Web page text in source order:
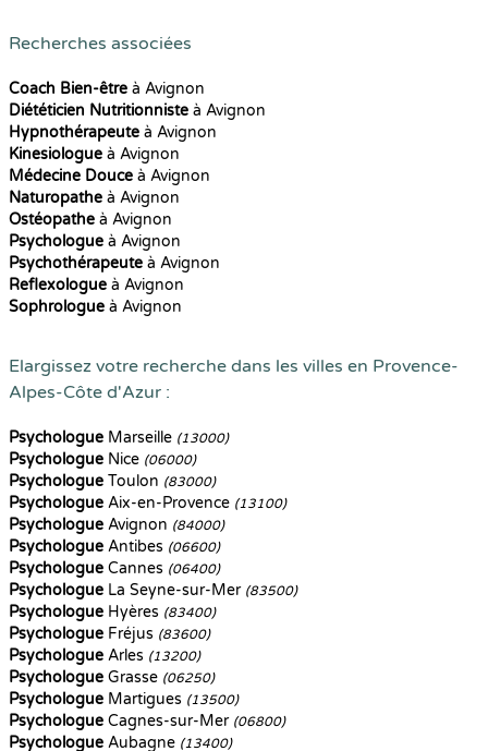
Recherches associées
Coach Bien-être à Avignon
Diététicien Nutritionniste à Avignon
Hypnothérapeute à Avignon
Kinesiologue à Avignon
Médecine Douce à Avignon
Naturopathe à Avignon
Ostéopathe à Avignon
Psychologue à Avignon
Psychothérapeute à Avignon
Reflexologue à Avignon
Sophrologue à Avignon
Elargissez votre recherche dans les villes en Provence-
Alpes-Côte d'Azur :
Psychologue Marseille (13000)
Psychologue Nice (06000)
Psychologue Toulon (83000)
Psychologue Aix-en-Provence (13100)
Psychologue Avignon (84000)
Psychologue Antibes (06600)
Psychologue Cannes (06400)
Psychologue La Seyne-sur-Mer (83500)
Psychologue Hyères (83400)
Psychologue Fréjus (83600)
Psychologue Arles (13200)
Psychologue Grasse (06250)
Psychologue Martigues (13500)
Psychologue Cagnes-sur-Mer (06800)
Psychologue Aubagne (13400)